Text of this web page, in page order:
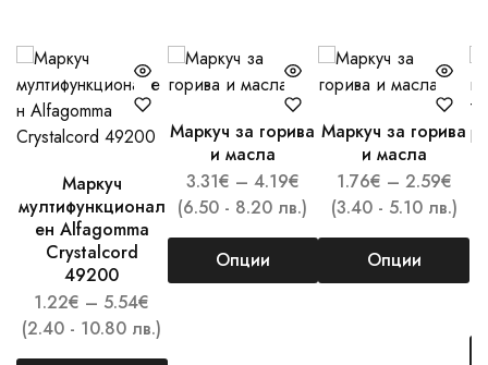
Маркуч
мултифункционал
ен Alfagomma
Crystalcord
49200
1.22€ – 5.54€
(2.40 - 10.80 лв.)
Маркуч за горива
и масла
3.31€ – 4.19€
(6.50 - 8.20 лв.)
Опции
Маркуч за горива
и масла
1.76€ – 2.59€
(3.40 - 5.10 лв.)
Опции